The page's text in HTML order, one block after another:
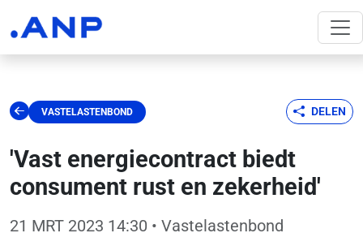
VASTELASTENBOND DELEN
'Vast energiecontract biedt
consument rust en zekerheid'
21 MRT 2023 14:30 • Vastelastenbond